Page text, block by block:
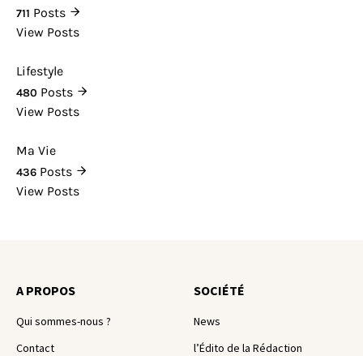
711 Posts
View Posts
Lifestyle
480 Posts
View Posts
Ma Vie
436 Posts
View Posts
A PROPOS
Qui sommes-nous ?
Contact
SOCIÉTÉ
News
l’Édito de la Rédaction